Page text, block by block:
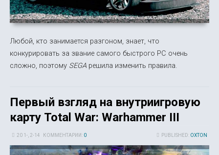
Любой, кто занимается разгоном, знает, что
конкурировать за звание самого быстрого PC очень
сложно, поэтому SEGA решила изменить правила.
Первый взгляд на внутриигровую
карту Total War: Warhammer III
PUBLISHED: OXTON
20 1-, 2-14 КОММЕНТАРИИ: 0